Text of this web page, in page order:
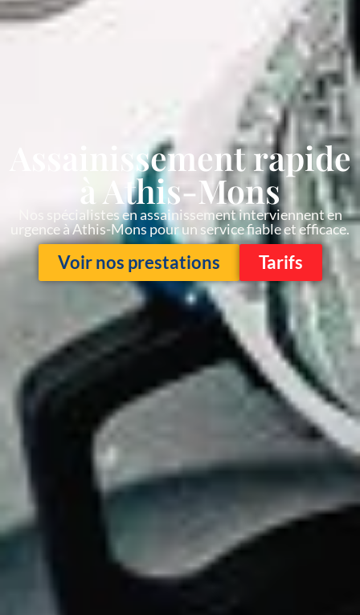
Assainissement rapide
à Athis-Mons
Nos spécialistes en assainissement interviennent en
urgence à Athis-Mons pour un service fiable et efficace.
Voir nos prestations Tarifs